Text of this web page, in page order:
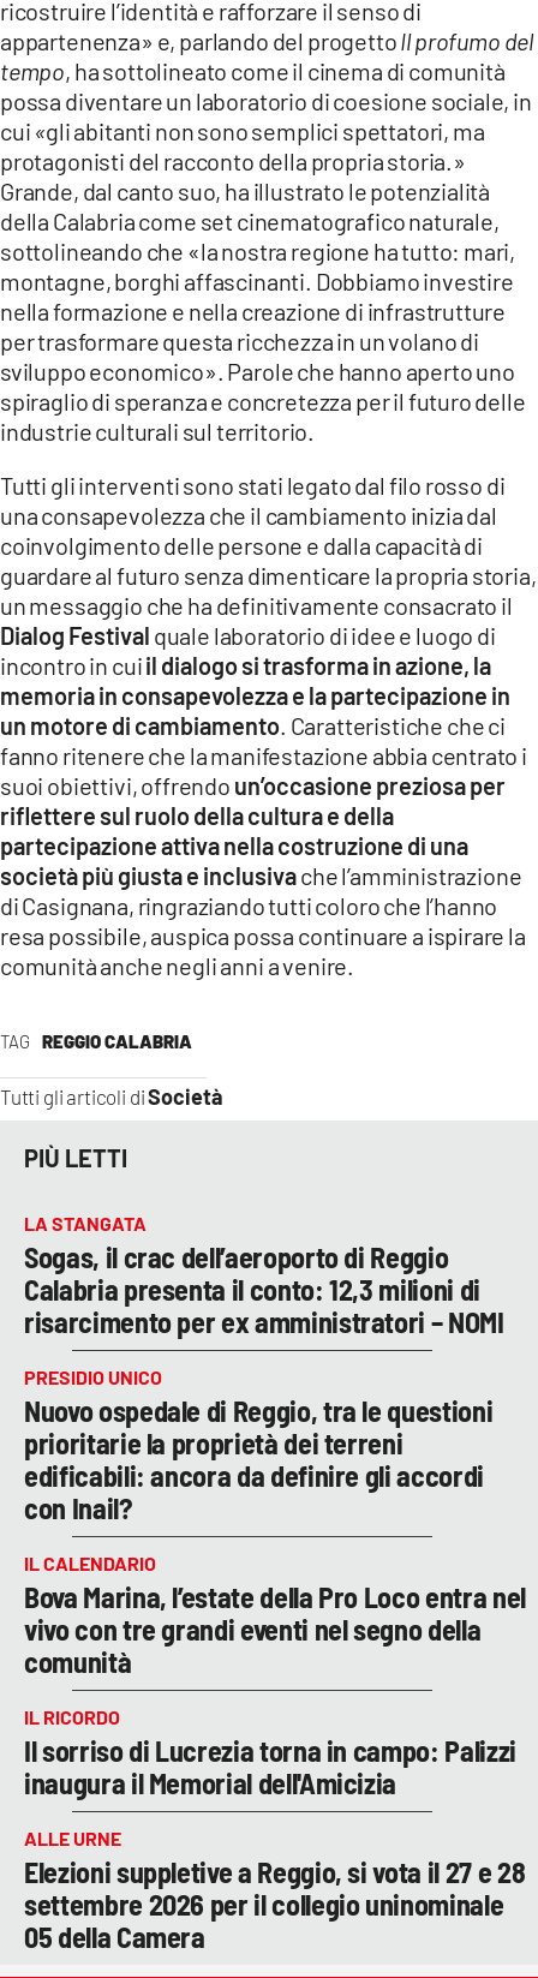
TAG REGGIO CALABRIA
Tutti gli articoli diSocietà
ricostruire l’identità e rafforzare il senso di
appartenenza» e, parlando del progettoIl profumo del
tempo, ha sottolineato come il cinema di comunità
possa diventare un laboratorio di coesione sociale, in
cui «gli abitanti non sono semplici spettatori, ma
protagonisti del racconto della propria storia.»
Grande, dal canto suo, ha illustrato le potenzialità
della Calabria come set cinematografico naturale,
sottolineando che «la nostra regione ha tutto: mari,
montagne, borghi affascinanti. Dobbiamo investire
nella formazione e nella creazione di infrastrutture
per trasformare questa ricchezza in un volano di
sviluppo economico». Parole che hanno aperto uno
spiraglio di speranza e concretezza per il futuro delle
industrie culturali sul territorio.
Tutti gli interventi sono stati legato dal filo rosso di
una consapevolezza che il cambiamento inizia dal
coinvolgimento delle persone e dalla capacità di
guardare al futuro senza dimenticare la propria storia,
un messaggio che ha definitivamente consacrato il
Dialog Festival quale laboratorio di idee e luogo di
incontro in cuiil dialogo si trasforma in azione, la
memoria in consapevolezza e la partecipazione in
un motore di cambiamento . Caratteristiche che ci
fanno ritenere che la manifestazione abbia centrato i
suoi obiettivi, offrendo un’occasione preziosa per
riflettere sul ruolo della cultura e della
partecipazione attiva nella costruzione di una
società più giusta e inclusivache l’amministrazione
di Casignana, ringraziando tutti coloro che l’hanno
resa possibile, auspica possa continuare a ispirare la
comunità anche negli anni a venire.
PIÙ LETTI
LA STANGATA
Sogas, il crac dell’aeroporto di Reggio
Calabria presenta il conto: 12,3 milioni di
risarcimento per ex amministratori – NOMI
PRESIDIO UNICO
Nuovo ospedale di Reggio, tra le questioni
prioritarie la proprietà dei terreni
edificabili: ancora da definire gli accordi
con Inail?
IL CALENDARIO
Bova Marina, l’estate della Pro Loco entra nel
vivo con tre grandi eventi nel segno della
comunità
IL RICORDO
Il sorriso di Lucrezia torna in campo: Palizzi
inaugura il Memorial dell'Amicizia
ALLE URNE
Elezioni suppletive a Reggio, si vota il 27 e 28
settembre 2026 per il collegio uninominale
05 della Camera